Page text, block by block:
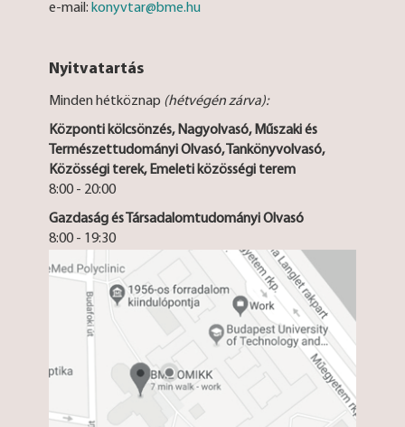
e-mail: konyvtar@bme.hu
Nyitvatartás
Minden hétköznap (hétvégén zárva):
Központi kölcsönzés, Nagyolvasó, Műszaki és
Természettudományi Olvasó, Tankönyvolvasó,
Közösségi terek, Emeleti közösségi terem
8:00 - 20:00
Gazdaság és Társadalomtudományi Olvasó
8:00 - 19:30